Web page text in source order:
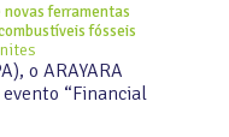
novas ferramentas
fósseis
o ARAYARA
“Financial